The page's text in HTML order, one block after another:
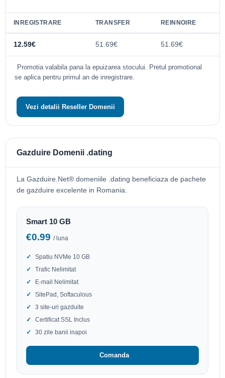
INREGISTRARE TRANSFER REINNOIRE
12.59€ 51.69€ 51.69€
Promotia valabila pana la epuizarea stocului. Pretul promotional
se aplica pentru primul an de inregistrare.
Vezi detalii Reseller Domenii
Gazduire Domenii .dating
La Gazduire.Net® domeniile .dating beneficiaza de pachete
de gazduire excelente in Romania.
Smart 10 GB
€0.99 / luna
Spatiu NVMe 10 GB
Trafic Nelimitat
E-mail Nelimitat
SitePad, Softaculous
3 site-uri gazduite
Certificat SSL Inclus
30 zile banii inapoi
Comanda